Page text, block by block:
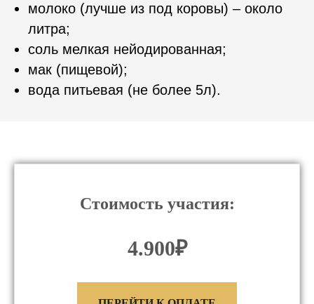
молоко (лучше из под коровы) – около
литра;
соль мелкая нейодированная;
мак (пищевой);
вода питьевая (не более 5л).
Стоимость участия:
4.900₽